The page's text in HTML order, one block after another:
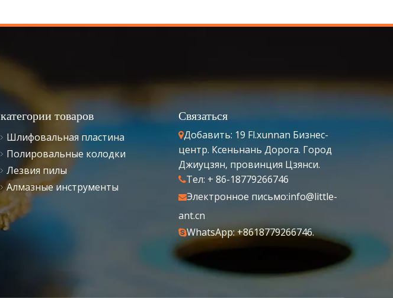
категории товаров
Шлифовальная пластина
Полировальные колодки
Лезвия пилы
Алмазные инструменты
Связаться
Добавить: 19 Fl.xunnan Бизнес-
центр. Ксеньнань Дорога. Город
Джиуцзян, провинция Цзянси.
Тел: + 86-18779266746
Электронное письмо:info@little-
ant.cn
WhatsApp: +8618779266746.